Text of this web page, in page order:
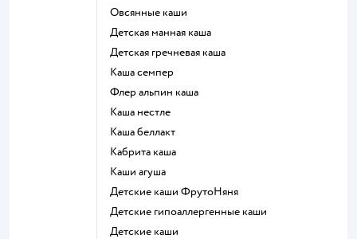
овсянные каши
детская манная каша
детская гречневая каша
каша семпер
флер альпин каша
каша нестле
каша беллакт
кабрита каша
каши агуша
Детские каши ФрутоНяня
Детские гипоаллергенные каши
детские каши